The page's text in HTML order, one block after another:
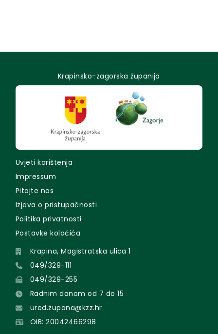
Krapinsko-zagorska županija
Uvjeti korištenja
Impressum
Pitajte nas
Izjava o pristupačnosti
Politika privatnosti
Postavke kolačića
Krapina, Magistratska ulica 1
049/329-111
049/329-255
Radnim danom od 7 do 15
ured.zupana@kzz.hr
OIB: 20042466298